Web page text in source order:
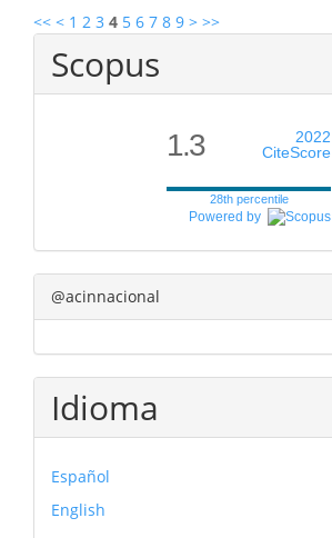
<< < 1 2 3 4 5 6 7 8 9 > >>
Scopus
1.3
2022
CiteScore
28th percentile
Powered by
@acinnacional
Idioma
Español
English